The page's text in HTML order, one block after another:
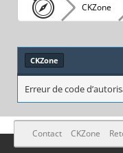
CKZone
CKZone
Erreur de code
Contact CKZone